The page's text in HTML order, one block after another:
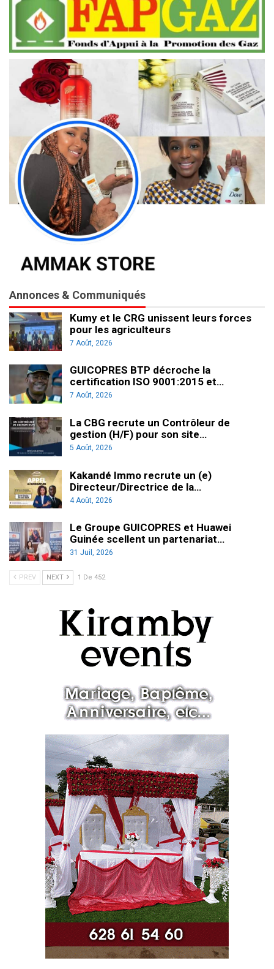
Annonces & Communiqués
Kumy et le CRG unissent leurs forces
pour les agriculteurs
7 Août, 2026
GUICOPRES BTP décroche la
certification ISO 9001:2015 et…
7 Août, 2026
La CBG recrute un Contrôleur de
gestion (H/F) pour son site…
5 Août, 2026
Kakandé Immo recrute un (e)
Directeur/Directrice de la…
4 Août, 2026
Le Groupe GUICOPRES et Huawei
Guinée scellent un partenariat…
31 Juil, 2026
PREV NEXT 1 De 452